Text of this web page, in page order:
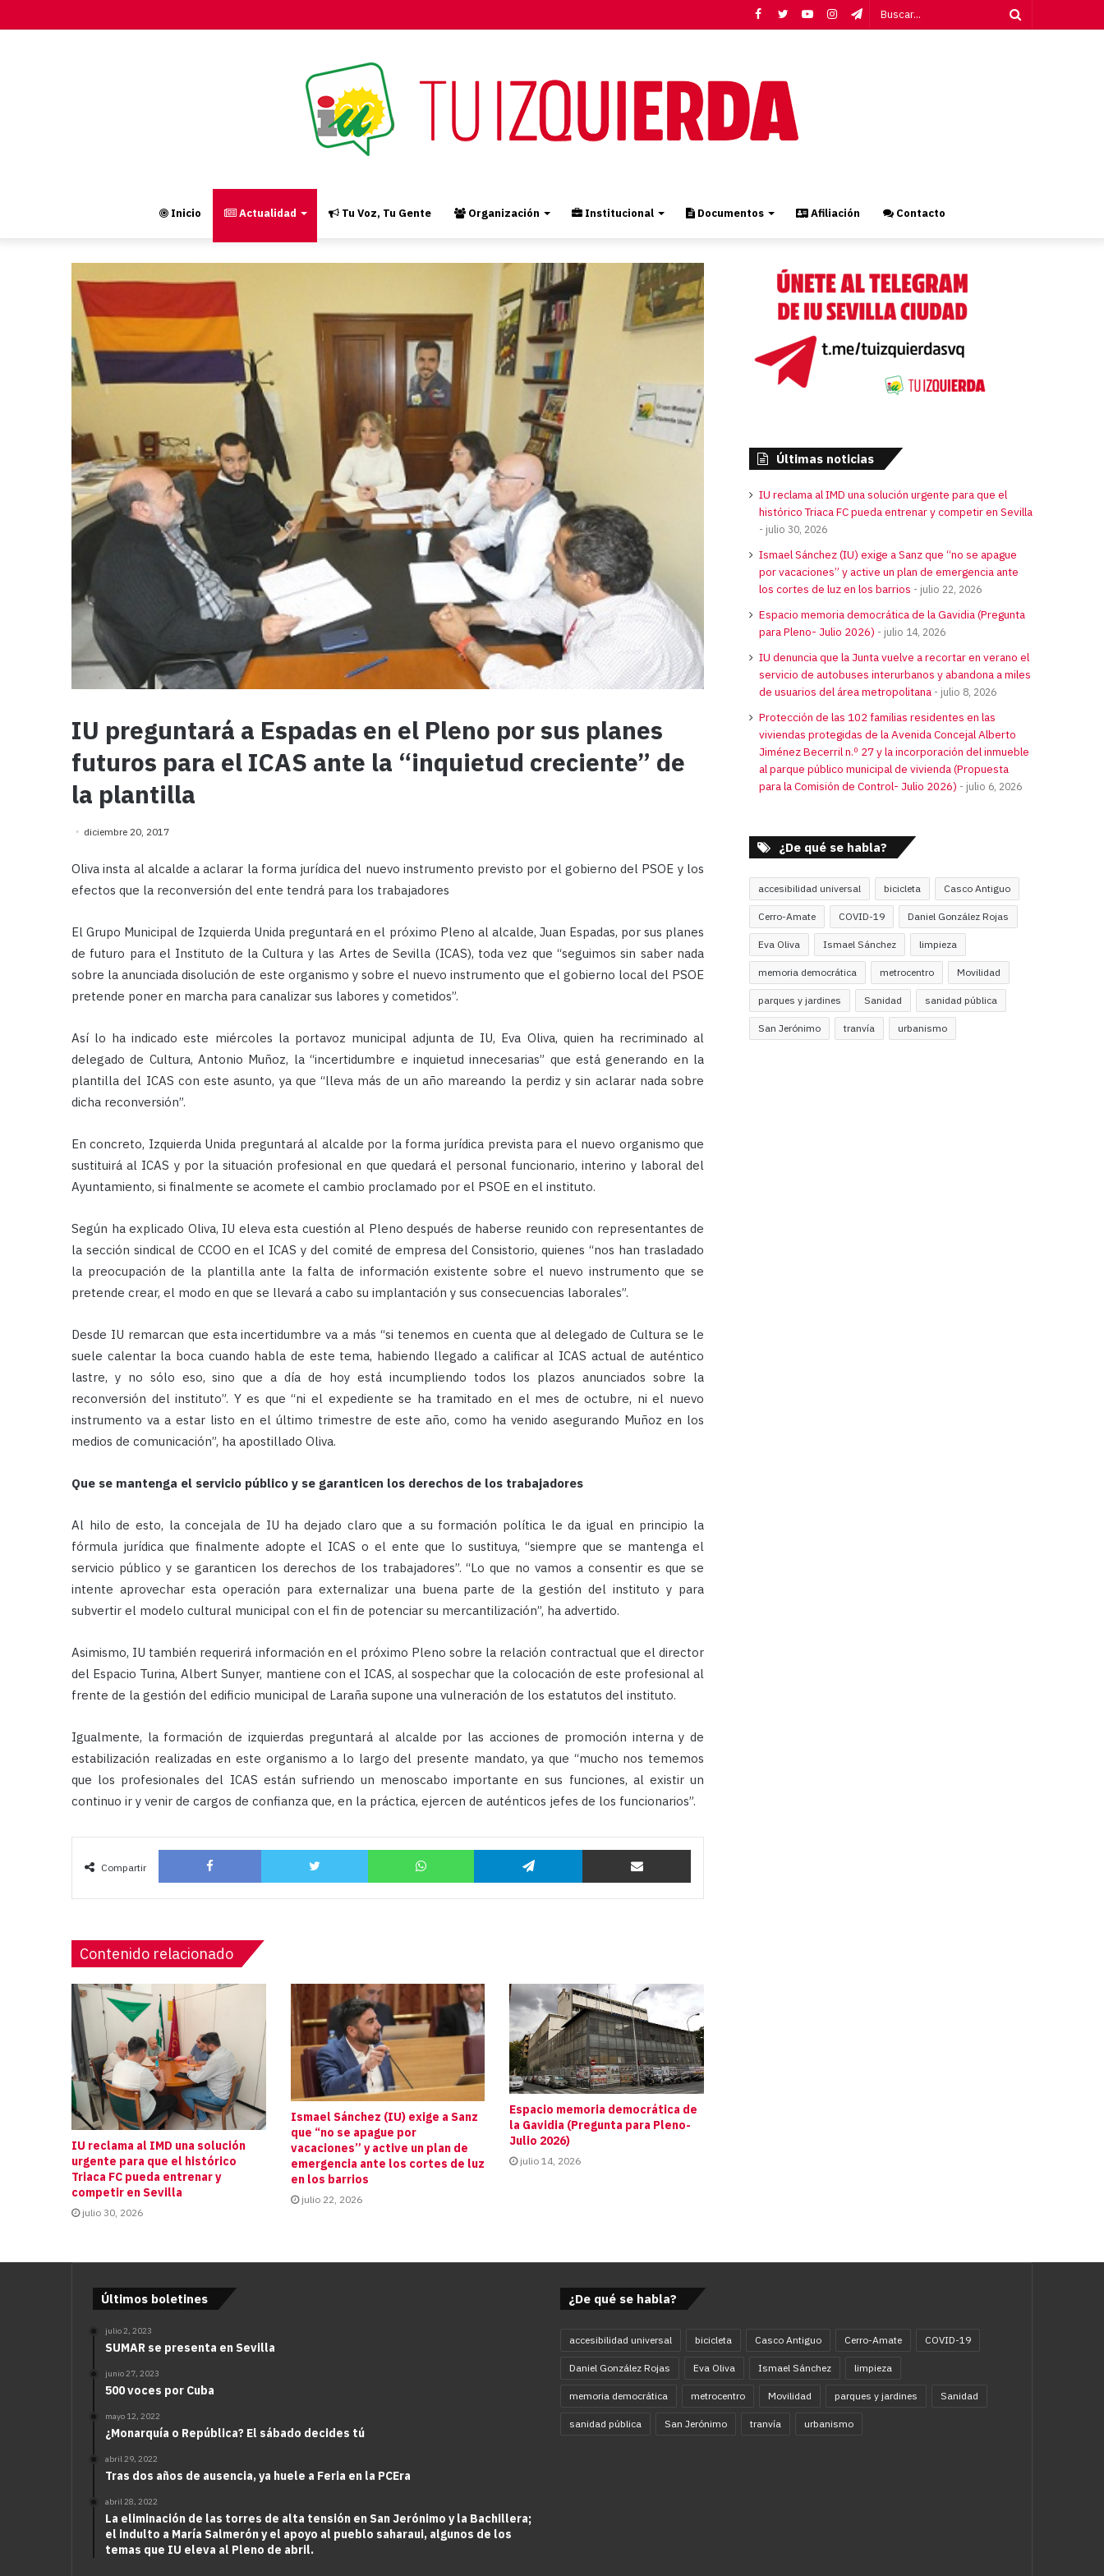
Telegram
Instagram
YouTube
Twitter
Facebook
Inicio Actualidad Tu Voz, Tu Gente Organización Institucional Documentos Afiliación Contacto
IU preguntará a Espadas en el Pleno por sus planes
futuros para el ICAS ante la “inquietud creciente” de
la plantilla
diciembre 20, 2017
Oliva insta al alcalde a aclarar la forma jurídica del nuevo instrumento previsto por el gobierno del PSOE y los
efectos que la reconversión del ente tendrá para los trabajadores
El Grupo Municipal de Izquierda Unida preguntará en el próximo Pleno al alcalde, Juan Espadas, por sus planes
de futuro para el Instituto de la Cultura y las Artes de Sevilla (ICAS), toda vez que “seguimos sin saber nada
sobre la anunciada disolución de este organismo y sobre el nuevo instrumento que el gobierno local del PSOE
pretende poner en marcha para canalizar sus labores y cometidos”.
Así lo ha indicado este miércoles la portavoz municipal adjunta de IU, Eva Oliva, quien ha recriminado al
delegado de Cultura, Antonio Muñoz, la “incertidumbre e inquietud innecesarias” que está generando en la
plantilla del ICAS con este asunto, ya que “lleva más de un año mareando la perdiz y sin aclarar nada sobre
dicha reconversión”.
En concreto, Izquierda Unida preguntará al alcalde por la forma jurídica prevista para el nuevo organismo que
sustituirá al ICAS y por la situación profesional en que quedará el personal funcionario, interino y laboral del
Ayuntamiento, si finalmente se acomete el cambio proclamado por el PSOE en el instituto.
Según ha explicado Oliva, IU eleva esta cuestión al Pleno después de haberse reunido con representantes de
la sección sindical de CCOO en el ICAS y del comité de empresa del Consistorio, quienes “nos han trasladado
la preocupación de la plantilla ante la falta de información existente sobre el nuevo instrumento que se
pretende crear, el modo en que se llevará a cabo su implantación y sus consecuencias laborales”.
Desde IU remarcan que esta incertidumbre va a más “si tenemos en cuenta que al delegado de Cultura se le
suele calentar la boca cuando habla de este tema, habiendo llegado a calificar al ICAS actual de auténtico
lastre, y no sólo eso, sino que a día de hoy está incumpliendo todos los plazos anunciados sobre la
reconversión del instituto”. Y es que “ni el expediente se ha tramitado en el mes de octubre, ni el nuevo
instrumento va a estar listo en el último trimestre de este año, como ha venido asegurando Muñoz en los
medios de comunicación”, ha apostillado Oliva.
Que se mantenga el servicio público y se garanticen los derechos de los trabajadores
Al hilo de esto, la concejala de IU ha dejado claro que a su formación política le da igual en principio la
fórmula jurídica que finalmente adopte el ICAS o el ente que lo sustituya, “siempre que se mantenga el
servicio público y se garanticen los derechos de los trabajadores”. “Lo que no vamos a consentir es que se
intente aprovechar esta operación para externalizar una buena parte de la gestión del instituto y para
subvertir el modelo cultural municipal con el fin de potenciar su mercantilización”, ha advertido.
Asimismo, IU también requerirá información en el próximo Pleno sobre la relación contractual que el director
del Espacio Turina, Albert Sunyer, mantiene con el ICAS, al sospechar que la colocación de este profesional al
frente de la gestión del edificio municipal de Laraña supone una vulneración de los estatutos del instituto.
Igualmente, la formación de izquierdas preguntará al alcalde por las acciones de promoción interna y de
estabilización realizadas en este organismo a lo largo del presente mandato, ya que “mucho nos tememos
que los profesionales del ICAS están sufriendo un menoscabo importante en sus funciones, al existir un
continuo ir y venir de cargos de confianza que, en la práctica, ejercen de auténticos jefes de los funcionarios”.
Compartir
Facebook Twitter WhatsApp Telegram Compartir por correo
Contenido relacionado
IU reclama al IMD una solución
urgente para que el histórico
Triaca FC pueda entrenar y
competir en Sevilla
julio 30, 2026
Ismael Sánchez (IU) exige a Sanz
que “no se apague por
vacaciones” y active un plan de
emergencia ante los cortes de luz
en los barrios
julio 22, 2026
Espacio memoria democrática de
la Gavidia (Pregunta para Pleno-
Julio 2026)
julio 14, 2026
Últimas noticias
IU reclama al IMD una solución urgente para que el
histórico Triaca FC pueda entrenar y competir en Sevilla
julio 30, 2026
Ismael Sánchez (IU) exige a Sanz que “no se apague
por vacaciones” y active un plan de emergencia ante
los cortes de luz en los barrios
julio 22, 2026
Espacio memoria democrática de la Gavidia (Pregunta
para Pleno- Julio 2026)
julio 14, 2026
IU denuncia que la Junta vuelve a recortar en verano el
servicio de autobuses interurbanos y abandona a miles
de usuarios del área metropolitana
julio 8, 2026
Protección de las 102 familias residentes en las
viviendas protegidas de la Avenida Concejal Alberto
Jiménez Becerril n.º 27 y la incorporación del inmueble
al parque público municipal de vivienda (Propuesta
para la Comisión de Control- Julio 2026)
julio 6, 2026
¿De qué se habla?
accesibilidad universal bicicleta Casco Antiguo
Cerro-Amate COVID-19 Daniel González Rojas
Eva Oliva Ismael Sánchez limpieza
memoria democrática metrocentro Movilidad
parques y jardines Sanidad sanidad pública
San Jerónimo tranvía urbanismo
Últimos boletines
julio 2, 2023
SUMAR se presenta en Sevilla
junio 27, 2023
500 voces por Cuba
mayo 12, 2022
¿Monarquía o República? El sábado decides tú
abril 29, 2022
Tras dos años de ausencia, ya huele a Feria en la PCEra
abril 28, 2022
La eliminación de las torres de alta tensión en San Jerónimo y la Bachillera;
el indulto a María Salmerón y el apoyo al pueblo saharaui, algunos de los
temas que IU eleva al Pleno de abril.
¿De qué se habla?
accesibilidad universal bicicleta Casco Antiguo Cerro-Amate COVID-19
Daniel González Rojas Eva Oliva Ismael Sánchez limpieza
memoria democrática metrocentro Movilidad parques y jardines Sanidad
sanidad pública San Jerónimo tranvía urbanismo